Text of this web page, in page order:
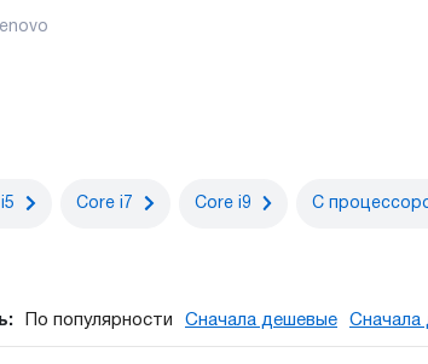
Core i7 Core i9 С
По популярности Сначала дешевые Сначала